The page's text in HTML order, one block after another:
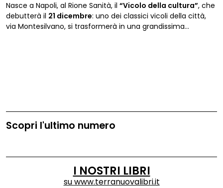
Nasce a Napoli, al Rione Sanità, il “Vicolo della cultura”, che
debutterà il 21 dicembre: uno dei classici vicoli della città,
via Montesilvano, si trasformerà in una grandissima
Scopri l'ultimo numero
I NOSTRI LIBRI
suwww.terranuovalibri.it